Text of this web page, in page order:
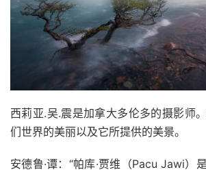
西莉亚.吴.震是加拿大多伦多的摄影师
们世界的美丽以及它所提供的美景。
安德鲁·谭：“帕库·贾维（Pacu Jawi）